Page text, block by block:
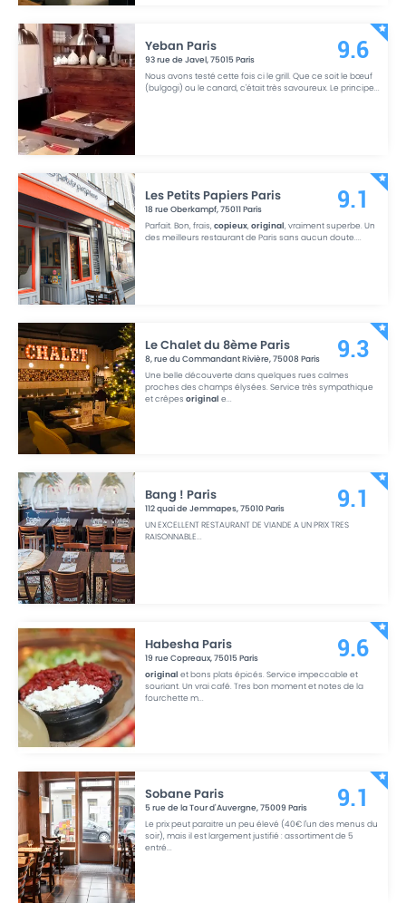
Yeban Paris
93 rue de Javel,75015Paris
Nous avons testé cette fois ci le grill. Que ce soit le bœuf
(bulgogi) ou le canard, c'était très savoureux. Le principe...
9.6
Les Petits Papiers Paris
18 rue Oberkampf,75011Paris
Parfait. Bon, frais,copieux,original, vraiment superbe. Un
des meilleurs restaurant de Paris sans aucun doute....
9.1
Le Chalet du 8ème Paris
8, rue du Commandant Rivière,75008 Paris
Une belle découverte dans quelques rues calmes
proches des champs élysées. Service très sympathique
et crêpesoriginal e...
9.3
Bang ! Paris
112 quai de Jemmapes,75010Paris
UN EXCELLENT RESTAURANT DE VIANDE A UN PRIX TRES
RAISONNABLE...
9.1
Habesha Paris
19 rue Copreaux,75015Paris
original et bons plats épicés. Service impeccable et
souriant. Un vrai café. Tres bon moment et notes de la
fourchette m...
9.6
Sobane Paris
5 rue de la Tour d'Auvergne,75009 Paris
Le prix peut paraitre un peu élevé (40€ l'un des menus du
soir), mais il est largement justifié : assortiment de 5
entré...
9.1